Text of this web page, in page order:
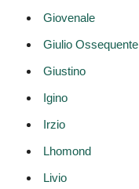
Giovenale
Giulio Ossequente
Giustino
Igino
Irzio
Lhomond
Livio